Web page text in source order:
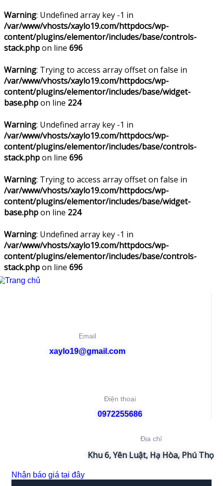
Warning: Undefined array key -1 in
/var/www/vhosts/xaylo19.com/httpdocs/wp-
content/plugins/elementor/includes/base/controls-
stack.phpon line 696
Warning: Trying to access array offset on false in
/var/www/vhosts/xaylo19.com/httpdocs/wp-
content/plugins/elementor/includes/base/widget-
base.phpon line 224
Warning: Undefined array key -1 in
/var/www/vhosts/xaylo19.com/httpdocs/wp-
content/plugins/elementor/includes/base/controls-
stack.phpon line 696
Warning: Trying to access array offset on false in
/var/www/vhosts/xaylo19.com/httpdocs/wp-
content/plugins/elementor/includes/base/widget-
base.phpon line 224
Warning: Undefined array key -1 in
/var/www/vhosts/xaylo19.com/httpdocs/wp-
content/plugins/elementor/includes/base/controls-
stack.phpon line 696
Email
xaylo19@gmail.com
Điện thoại
0972255686
Địa chỉ
Khu 6, Yên Luật, Hạ Hòa, Phú Thọ
Nhận báo giá tại đây